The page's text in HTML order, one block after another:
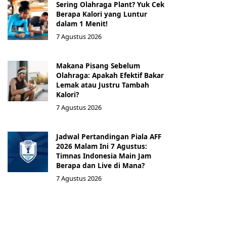
Sering Olahraga Plant? Yuk Cek
Berapa Kalori yang Luntur
dalam 1 Menit!
7 Agustus 2026
Makana Pisang Sebelum
Olahraga: Apakah Efektif Bakar
Lemak atau Justru Tambah
Kalori?
7 Agustus 2026
Jadwal Pertandingan Piala AFF
2026 Malam Ini 7 Agustus:
Timnas Indonesia Main Jam
Berapa dan Live di Mana?
7 Agustus 2026